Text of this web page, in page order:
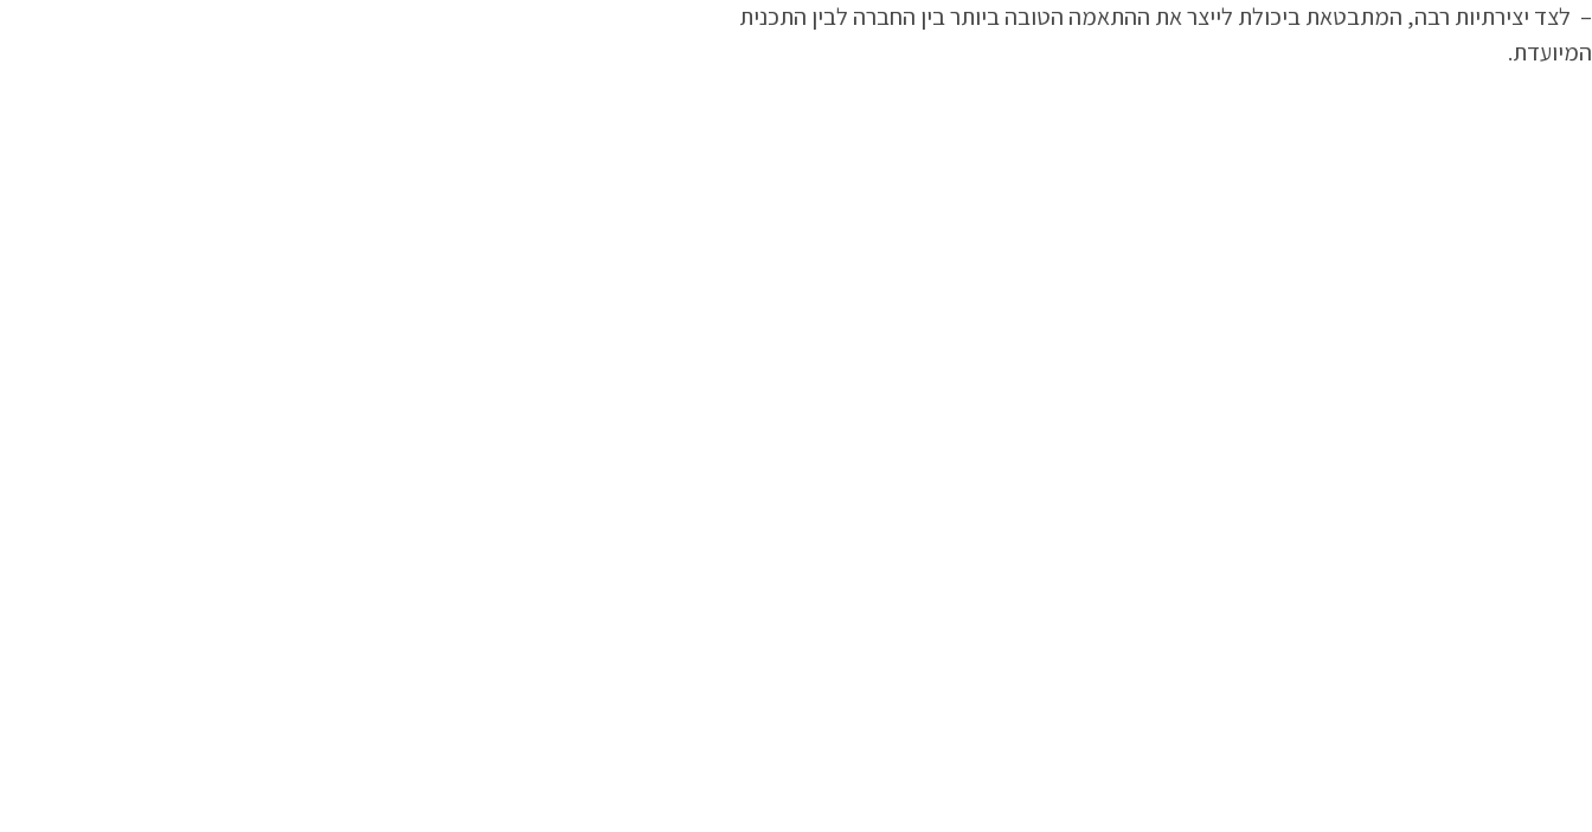
– לצד יצירתיות רבה, המתבטאת ביכולת לייצר את ההתאמה הטובה ביותר בין החברה לבין התכנית
המיועדת.